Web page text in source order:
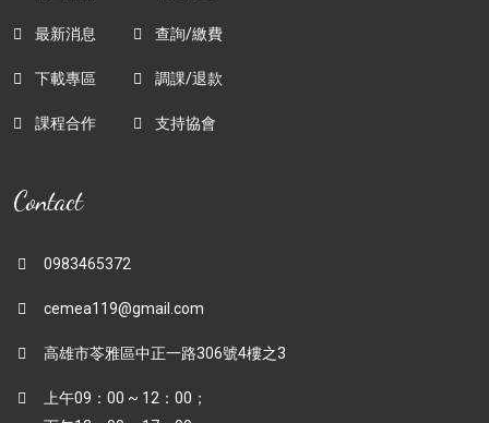
最新消息
下載專區
課程合作
查詢/繳費
調課/退款
支持協會
Contact
0983465372
cemea119@gmail.com
高雄市苓雅區中正一路306號4樓之3
上午09：00 ~ 12：00；